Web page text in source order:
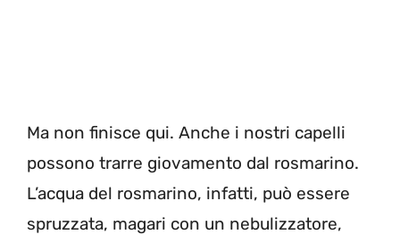
Ma non finisce qui. Anche i nostri capelli
possono trarre giovamento dal rosmarino.
L’acqua del rosmarino, infatti, può essere
spruzzata, magari con un nebulizzatore,